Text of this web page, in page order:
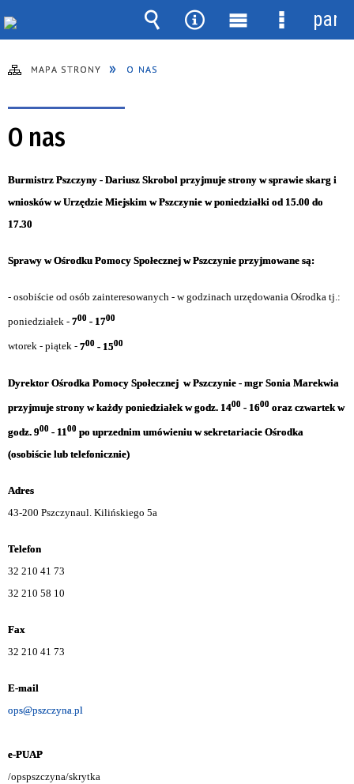
MAPA STRONY O NAS
O nas
Burmistrz Pszczyny - Dariusz Skrobol przyjmuje strony w sprawie skarg i
wniosków w Urzędzie Miejskim w Pszczynie w poniedziałki od 15.00 do
17.30
Sprawy w Ośrodku Pomocy Społecznej w Pszczynie przyjmowane są:
- osobiście od osób zainteresowanych - w godzinach urzędowania Ośrodka tj.:
poniedziałek - 700 - 1700
wtorek - piątek - 700 - 1500
Dyrektor Ośrodka Pomocy Społecznej w Pszczynie - mgr Sonia Marekwia
przyjmuje strony w każdy poniedziałek w godz. 1400 - 1600 oraz czwartek w
godz. 900 - 1100 po uprzednim umówieniu w sekretariacie Ośrodka
(osobiście lub telefonicznie)
Adres
43-200 Pszczynaul. Kilińskiego 5a
Telefon
32 210 41 73
32 210 58 10
Fax
32 210 41 73
E-mail
ops@pszczyna.pl
e-PUAP
/opspszczyna/skrytka
Wyszukiwarka
Narzędzia
MenuMenu